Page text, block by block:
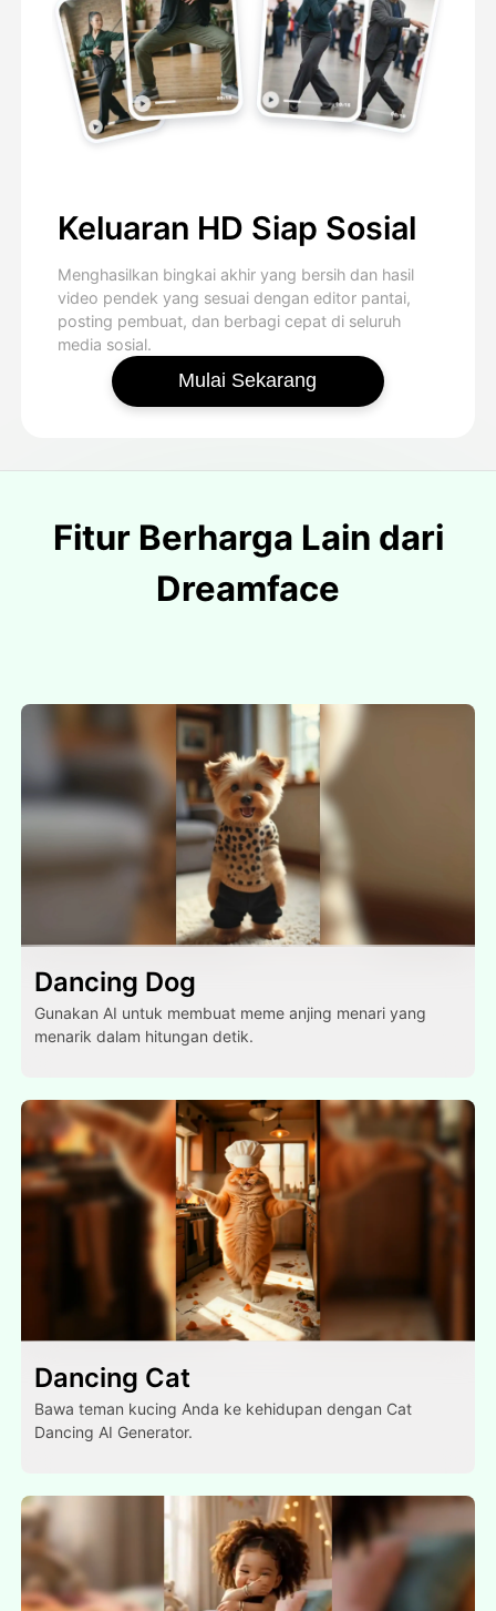
Keluaran HD Siap Sosial
Menghasilkan bingkai akhir yang bersih dan hasil
video pendek yang sesuai dengan editor pantai,
posting pembuat, dan berbagi cepat di seluruh
media sosial.
Mulai Sekarang
Fitur Berharga Lain dari
Dreamface
Dancing Dog
Gunakan AI untuk membuat meme anjing menari yang
menarik dalam hitungan detik.
Dancing Cat
Bawa teman kucing Anda ke kehidupan dengan Cat
Dancing AI Generator.